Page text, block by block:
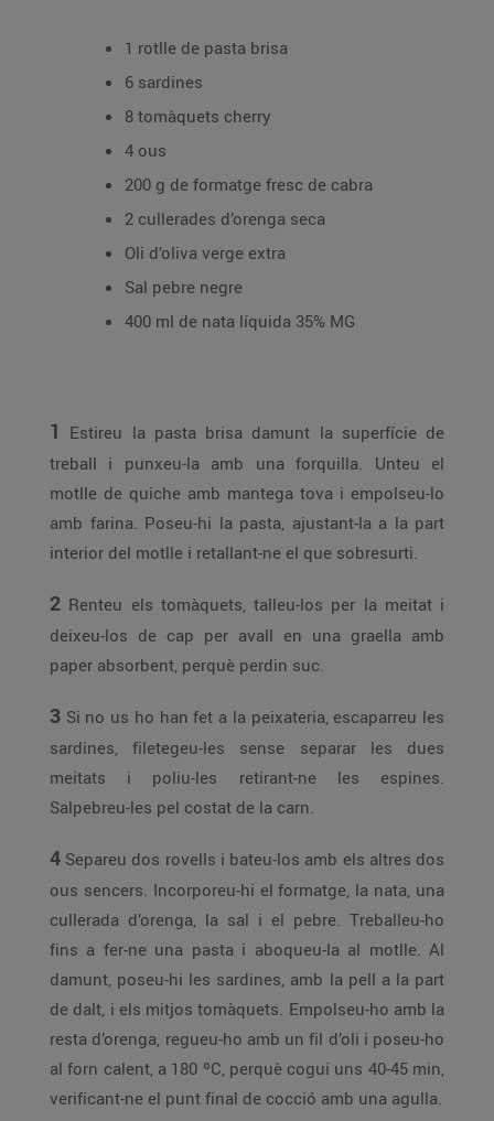
1 rotlle de pasta brisa
6 sardines
8 tomàquets cherry
4 ous
200 g de formatge fresc de cabra
2 cullerades d’orenga seca
Oli d’oliva verge extra
Sal pebre negre
400 ml de nata líquida 35% MG
1 Estireu la pasta brisa damunt la superfície de
treball i punxeu-la amb una forquilla. Unteu el
motlle de quiche amb mantega tova i empolseu-lo
amb farina. Poseu-hi la pasta, ajustant-la a la part
interior del motlle i retallant-ne el que sobresurti.
2 Renteu els tomàquets, talleu-los per la meitat i
deixeu-los de cap per avall en una graella amb
paper absorbent, perquè perdin suc.
3 Si no us ho han fet a la peixateria, escaparreu les
sardines, filetegeu-les sense separar les dues
meitats i poliu-les retirant-ne les espines.
Salpebreu-les pel costat de la carn.
4 Separeu dos rovells i bateu-los amb els altres dos
ous sencers. Incorporeu-hi el formatge, la nata, una
cullerada d’orenga, la sal i el pebre. Treballeu-ho
fins a fer-ne una pasta i aboqueu-la al motlle. Al
damunt, poseu-hi les sardines, amb la pell a la part
de dalt, i els mitjos tomàquets. Empolseu-ho amb la
resta d’orenga, regueu-ho amb un fil d’oli i poseu-ho
al forn calent, a 180 ºC, perquè cogui uns 40-45 min,
verificant-ne el punt final de cocció amb una agulla.